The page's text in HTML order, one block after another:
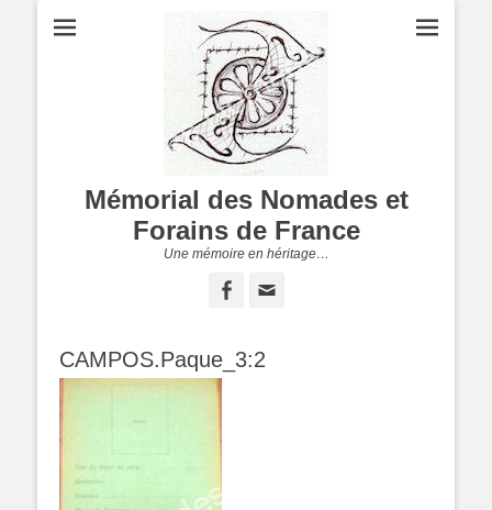
Mémorial des Nomades et
Forains de France
Une mémoire en héritage…
Facebook
CAMPOS.Paque_3:2